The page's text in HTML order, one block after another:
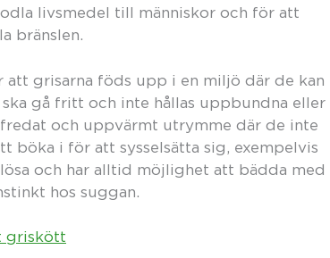
livsmedel till människor och för att
bränslen.
att grisarna föds upp i en miljö där de kan
gå fritt och inte hållas uppbundna eller
och uppvärmt utrymme där de inte
böka i för att sysselsätta sig, exempelvis
och har alltid möjlighet att bädda med
hos suggan.
griskött